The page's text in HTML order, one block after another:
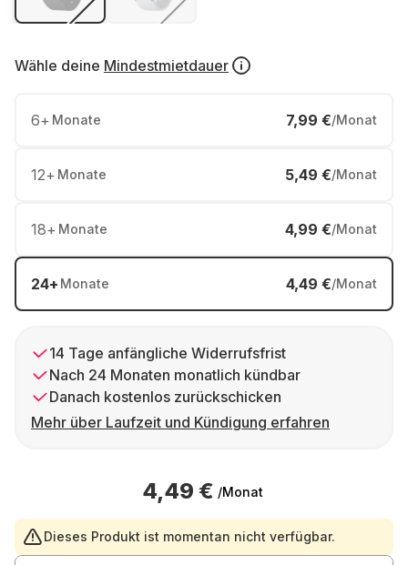
Wähle deine Mindestmietdauer
6+ Monate 7,99 €/Monat
12+ Monate 5,49 €/Monat
18+ Monate 4,99 €/Monat
24+ Monate 4,49 €/Monat
14 Tage anfängliche Widerrufsfrist
Nach 24 Monaten monatlich kündbar
Danach kostenlos zurückschicken
Mehr über Laufzeit und Kündigung erfahren
4,49 € /Monat
Dieses Produkt ist momentan nicht verfügbar.